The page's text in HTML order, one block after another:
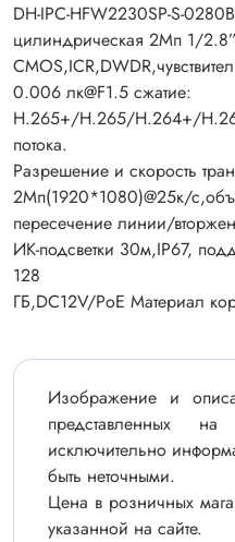
DH-IPC-HFW2230SP-S-
цилиндрическая 2Мп 1/2.8”
0.006 лк@F1.5 сжатие:
H.265+/H.265/H.264+/
потока.
Разрешение и скорость
2Мп(1920*1080)@25к/
пересечение линии/
ИК-подсветки 30м,IP67,
128
ГБ,DC12V/PoE Материал
Изображение и
представленных
исключительно
быть неточными.
Цена в розничных
указанной на сайте.